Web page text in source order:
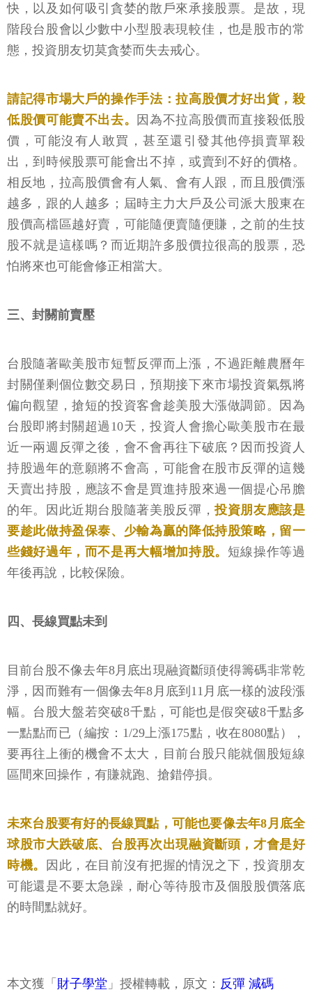
快，以及如何吸引貪婪的散戶來承接股票。是故，現
階段台股會以少數中小型股表現較佳，也是股市的常
態，投資朋友切莫貪婪而失去戒心。
請記得市場大戶的操作手法：拉高股價才好出貨，殺
低股價可能賣不出去。
因為不拉高股價而直接殺低股
價，可能沒有人敢買，甚至還引發其他停損賣單殺
出，到時候股票可能會出不掉，或賣到不好的價格。
相反地，拉高股價會有人氣、會有人跟，而且股價漲
越多，跟的人越多；屆時主力大戶及公司派大股東在
股價高檔區越好賣，可能隨便賣隨便賺，之前的生技
股不就是這樣嗎？而近期許多股價拉很高的股票，恐
怕將來也可能會修正相當大。
三、封關前賣壓
台股隨著歐美股市短暫反彈而上漲，不過距離農曆年
封關僅剩個位數交易日，預期接下來市場投資氣氛將
偏向觀望，搶短的投資客會趁美股大漲做調節。因為
台股即將封關超過10天，投資人會擔心歐美股市在最
近一兩週反彈之後，會不會再往下破底？因而投資人
持股過年的意願將不會高，可能會在股市反彈的這幾
天賣出持股，應該不會是買進持股來過一個提心吊膽
的年。因此近期台股隨著美股反彈，投資朋友應該是
要趁此做持盈保泰、少輸為贏的降低持股策略，留一
些錢好過年，而不是再大幅增加持股。 短線操作等過
年後再說，比較保險。
四、長線買點未到
目前台股不像去年8月底出現融資斷頭使得籌碼非常乾
淨，因而難有一個像去年8月底到11月底一樣的波段漲
幅。台股大盤若突破8千點，可能也是假突破8千點多
一點點而已（編按：1/29上漲175點，收在8080點），
要再往上衝的機會不太大，目前台股只能就個股短線
區間來回操作，有賺就跑、搶錯停損。
未來台股要有好的長線買點，可能也要像去年8月底全
球股市大跌破底、台股再次出現融資斷頭，才會是好
時機。
因此，在目前沒有把握的情況之下，投資朋友
可能還是不要太急躁，耐心等待股市及個股股價落底
的時間點就好。
本文獲「 財子學堂 」授權轉載，原文： 反彈 減碼